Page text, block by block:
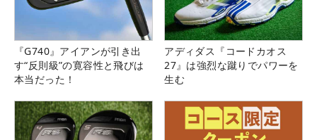
『G740』アイアンが引き出
す“反則級”の寛容性と飛びは
本当だった！
アディダス『コードカオス
27』は強烈な蹴りでパワーを
生む